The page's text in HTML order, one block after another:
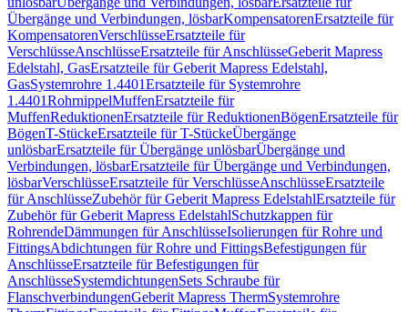
Übergänge und Verbindungen, lösbarKompensatorenErsatzteile für
KompensatorenVerschlüsseErsatzteile für
VerschlüsseAnschlüsseErsatzteile für AnschlüsseGeberit Mapress
Edelstahl, GasErsatzteile für Geberit Mapress Edelstahl,
GasSystemrohre 1.4401Ersatzteile für Systemrohre
1.4401RohrnippelMuffenErsatzteile für
MuffenReduktionenErsatzteile für ReduktionenBögenErsatzteile für
BögenT-StückeErsatzteile für T-StückeÜbergänge
unlösbarErsatzteile für Übergänge unlösbarÜbergänge und
Verbindungen, lösbarErsatzteile für Übergänge und Verbindungen,
lösbarVerschlüsseErsatzteile für VerschlüsseAnschlüsseErsatzteile
für AnschlüsseZubehör für Geberit Mapress EdelstahlErsatzteile für
Zubehör für Geberit Mapress EdelstahlSchutzkappen für
RohrendeDämmungen für AnschlüsseIsolierungen für Rohre und
FittingsAbdichtungen für Rohre und FittingsBefestigungen für
AnschlüsseErsatzteile für Befestigungen für
AnschlüsseSystemdichtungenSets Schraube für
FlanschverbindungenGeberit Mapress ThermSystemrohre